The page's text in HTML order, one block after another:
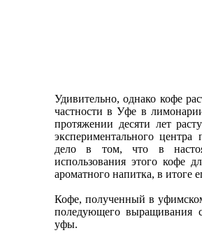
Удивительно, однако кофе
частности в Уфе в
протяжении десяти лет
экспериментального центра
дело в том, что в
использования этого кофе
ароматного напитка, в итоге
Кофе, полученный в
поледующего выращивания
уфы.